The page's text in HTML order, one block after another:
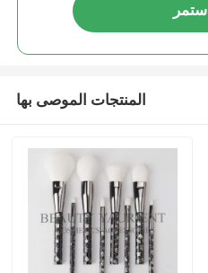
استمر
المنتجات الموصى بها